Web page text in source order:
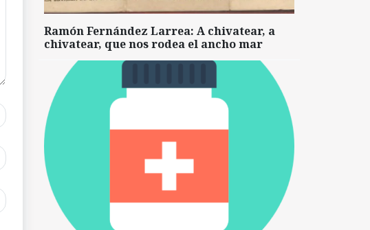
Ramón Fernández Larrea: A chivatear, a
chivatear, que nos rodea el ancho mar